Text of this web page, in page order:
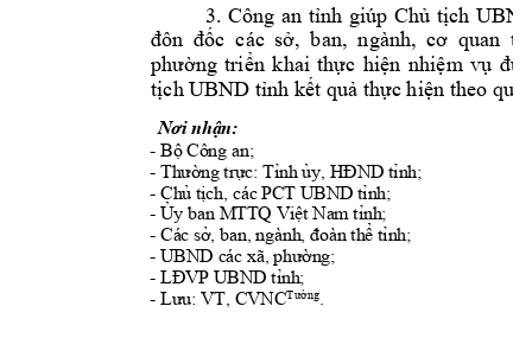
3. Công an tỉnh giúp Chủ tịch
đôn đốc
  các
sở, ban,  ngành, cơ quan
phường triển khai thực hiện nhiệm vụ
tịch UBND tỉnh kết quả thực hiện theo quy
Nơi nhận:
- Bộ Công an;
- Thường trực: Tỉnh ủy, HĐND tỉnh;
- Chủ tịch , các PCT UBND tỉnh;
- Ủy ban MTTQ Việt Nam tỉnh;
- Các sở, ban, ngành, đoàn thể tỉnh;
- UBND các xã, phường;
- LĐVP UBND tỉnh;
- Lưu: VT, CVNCTường.